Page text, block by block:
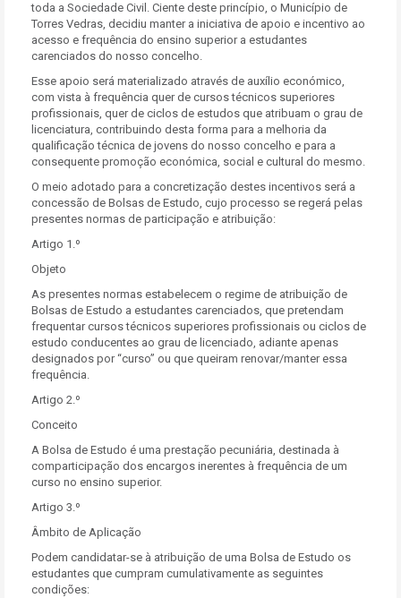
toda a Sociedade Civil. Ciente deste princípio, o Município de
Torres Vedras, decidiu manter a iniciativa de apoio e incentivo ao
acesso e frequência do ensino superior a estudantes
carenciados do nosso concelho.
Esse apoio será materializado através de auxílio económico,
com vista à frequência quer de cursos técnicos superiores
profissionais, quer de ciclos de estudos que atribuam o grau de
licenciatura, contribuindo desta forma para a melhoria da
qualificação técnica de jovens do nosso concelho e para a
consequente promoção económica, social e cultural do mesmo.
O meio adotado para a concretização destes incentivos será a
concessão de Bolsas de Estudo, cujo processo se regerá pelas
presentes normas de participação e atribuição:
Artigo 1.º
Objeto
As presentes normas estabelecem o regime de atribuição de
Bolsas de Estudo a estudantes carenciados, que pretendam
frequentar cursos técnicos superiores profissionais ou ciclos de
estudo conducentes ao grau de licenciado, adiante apenas
designados por “curso” ou que queiram renovar/manter essa
frequência.
Artigo 2.º
Conceito
A Bolsa de Estudo é uma prestação pecuniária, destinada à
comparticipação dos encargos inerentes à frequência de um
curso no ensino superior.
Artigo 3.º
Âmbito de Aplicação
Podem candidatar-se à atribuição de uma Bolsa de Estudo os
estudantes que cumpram cumulativamente as seguintes
condições: